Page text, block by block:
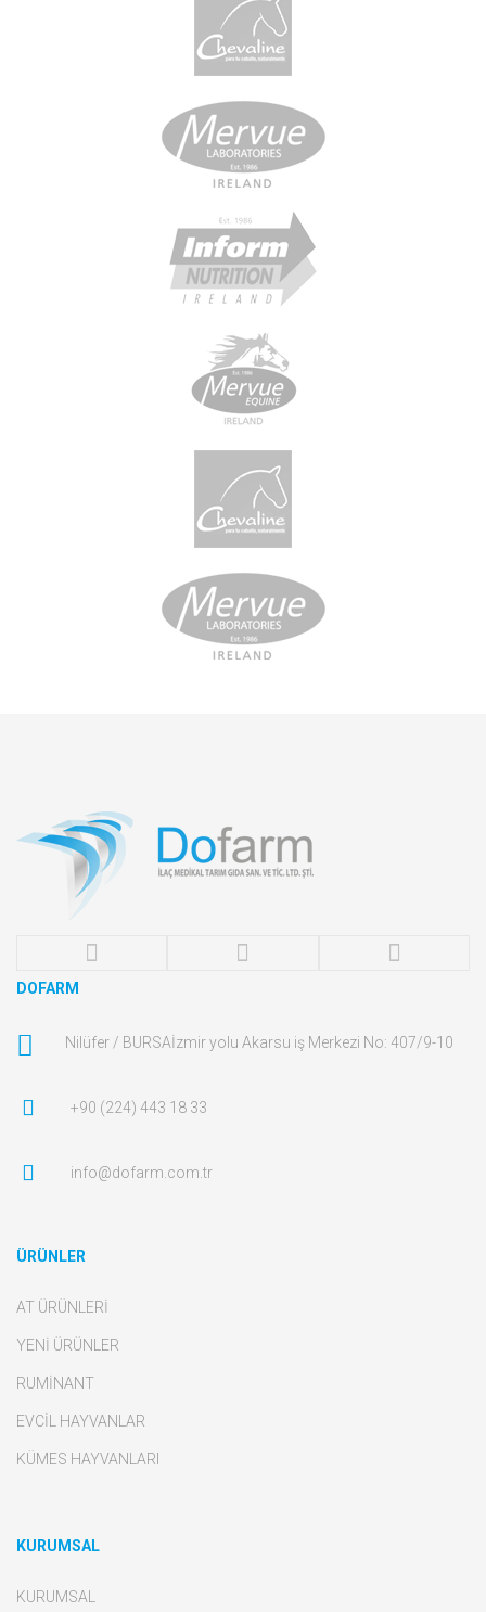
DOFARM
İzmir yolu Akarsu iş Merkezi No: 407/9-10
Nilüfer / BURSA
+90 (224) 443 18 33
info@dofarm.com.tr
ÜRÜNLER
AT ÜRÜNLERİ
YENİ ÜRÜNLER
RUMİNANT
EVCİL HAYVANLAR
KÜMES HAYVANLARI
KURUMSAL
KURUMSAL